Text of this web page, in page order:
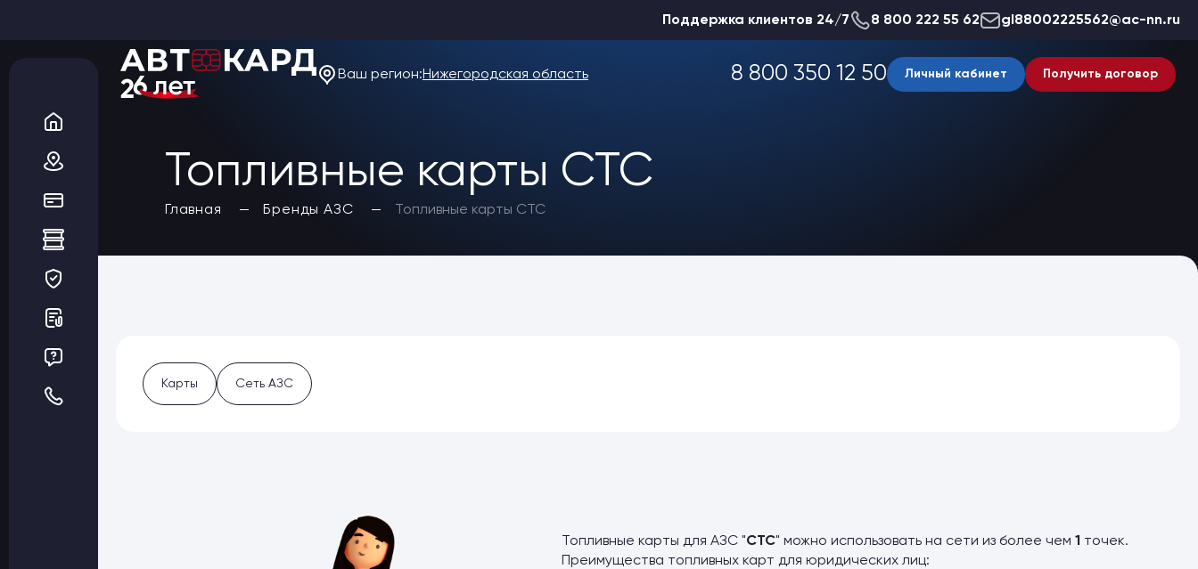
Поддержка клиентов 24/7 8 800 222 55 62 gl88002225562@ac-nn.ru
Ваш регион:Нижегородская область 8 800 350 12 50 Личный кабинет Получить договор
Топливные карты СТС
Главная Бренды АЗС Топливные карты СТС
Карты Сеть АЗС
Топливные карты для АЗС "СТС" можно использовать на сети из более чем 1 точек.
Преимущества топливных карт для юридических лиц:
О компании
Акции
Благотворительность
Статьи
Топливные карты
Заказать карты
Получить выгоду
Регионы
Бренды АЗС
Шиномонтаж
Оптовые поставки
Электронные перевозочные документы